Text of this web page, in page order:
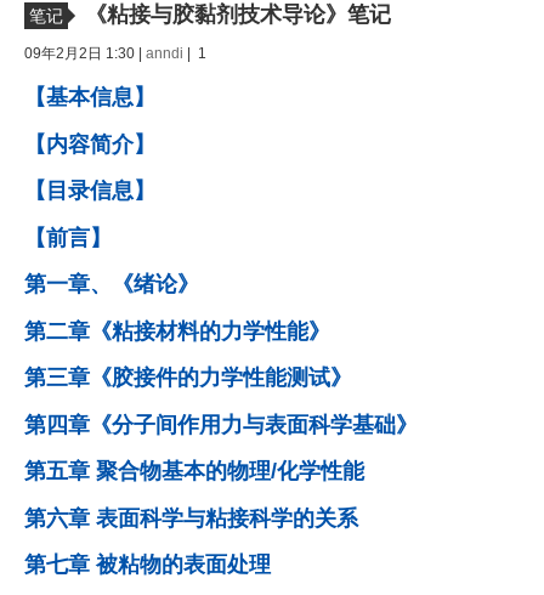
笔记 《粘接与胶黏剂技术导论》笔记
09年2月2日 1:30 | anndi | 1
【基本信息】
【内容简介】
【目录信息】
【前言】
第一章、《绪论》
第二章《粘接材料的力学性能》
第三章《胶接件的力学性能测试》
第四章《分子间作用力与表面科学基础》
第五章 聚合物基本的物理/化学性能
第六章 表面科学与粘接科学的关系
第七章 被粘物的表面处理